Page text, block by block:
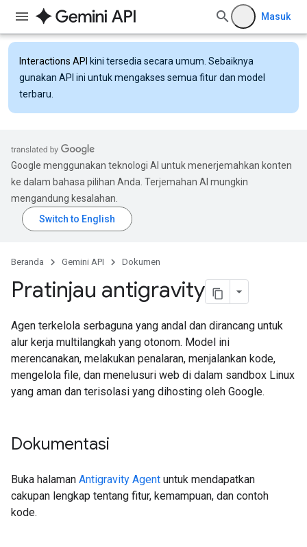
Masuk
Interactions API kini tersedia secara umum. Sebaiknya
gunakan API ini untuk mengakses semua fitur dan model
terbaru.
Google menggunakan teknologi AI untuk menerjemahkan konten
ke dalam bahasa pilihan Anda. Terjemahan AI mungkin
mengandung kesalahan.
Beranda Gemini API Dokumen
Pratinjau antigravity
Agen terkelola serbaguna yang andal dan dirancang untuk
alur kerja multilangkah yang otonom. Model ini
merencanakan, melakukan penalaran, menjalankan kode,
mengelola file, dan menelusuri web di dalam sandbox Linux
yang aman dan terisolasi yang dihosting oleh Google.
Dokumentasi
Buka halaman Antigravity Agent untuk mendapatkan
cakupan lengkap tentang fitur, kemampuan, dan contoh
kode.